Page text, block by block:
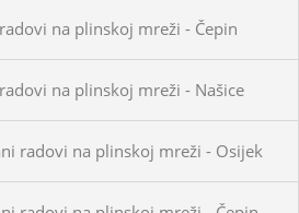
na plinskoj mreži - Čepin
na plinskoj mreži - Našice
radovi na plinskoj mreži - Osijek